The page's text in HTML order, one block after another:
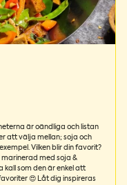
är oändliga och listan
att välja mellan; soja och
Vilken blir din favorit?
med soja &
kall som den är enkel att
😍 Låt dig inspireras